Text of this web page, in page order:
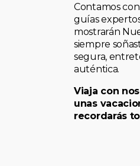
Contamos
guías
mostrarán
siempre
segura,
auténtica.
Viaja con
unas
recordarás